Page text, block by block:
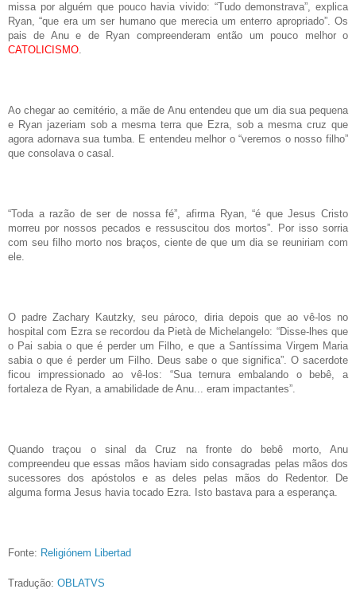
missa por alguém que pouco havia vivido: “Tudo demonstrava”, explica
Ryan, “que era um ser humano que merecia um enterro apropriado”. Os
pais de Anu e de Ryan compreenderam então um pouco melhor o
CATOLICISMO.
Ao chegar ao cemitério, a mãe de Anu entendeu que um dia sua pequena
e Ryan jazeriam sob a mesma terra que Ezra, sob a mesma cruz que
agora adornava sua tumba. E entendeu melhor o “veremos o nosso filho”
que consolava o casal.
“Toda a razão de ser de nossa fé”, afirma Ryan, “é que Jesus Cristo
morreu por nossos pecados e ressuscitou dos mortos”. Por isso sorria
com seu filho morto nos braços, ciente de que um dia se reuniriam com
ele.
O padre Zachary Kautzky, seu pároco, diria depois que ao vê-los no
hospital com Ezra se recordou da Pietà de Michelangelo: “Disse-lhes que
o Pai sabia o que é perder um Filho, e que a Santíssima Virgem Maria
sabia o que é perder um Filho. Deus sabe o que significa”. O sacerdote
ficou impressionado ao vê-los: “Sua ternura embalando o bebê, a
fortaleza de Ryan, a amabilidade de Anu... eram impactantes”.
Quando traçou o sinal da Cruz na fronte do bebê morto, Anu
compreendeu que essas mãos haviam sido consagradas pelas mãos dos
sucessores dos apóstolos e as deles pelas mãos do Redentor. De
alguma forma Jesus havia tocado Ezra. Isto bastava para a esperança.
Fonte: Religiónem Libertad
Tradução: OBLATVS